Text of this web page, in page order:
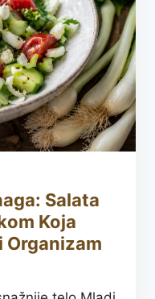
Salata
Koja
Organizam